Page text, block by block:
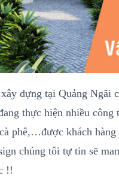
dựng tại Quảng Ngãi
thực hiện nhiều
phê,…được khách
chúng tôi tự tin sẽ
!!